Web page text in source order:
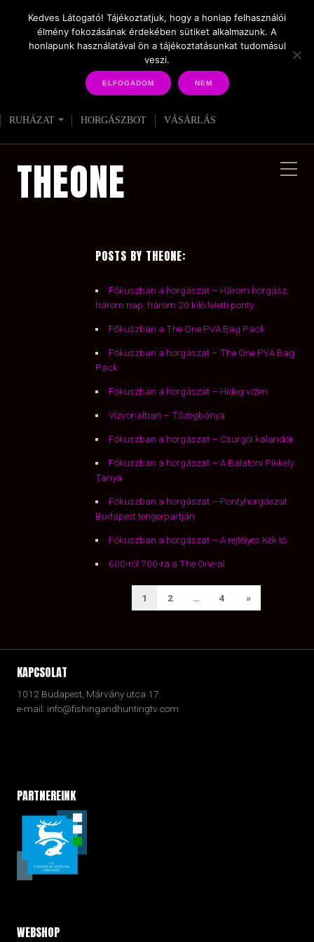
THE ONE SZÉRIA CSALIK
RUHÁZAT HORGÁSZBOT VÁSÁRLÁS
THEONE
POSTS BY THEONE:
Fókuszban a horgászat – Három horgász,
három nap, három 20 kiló feletti ponty
Fókuszban a The One PVA Bag Pack
Fókuszban a horgászat – The One PVA Bag
Pack
Fókuszban a horgászat – Hideg vízen
Vízvonalban – Tőzegbánya
Fókuszban a horgászat – Csurgói kalandok
Fókuszban a horgászat – A Balatoni Pikkely
Tanya
Fókuszban a horgászat – Pontyhorgászat
Budapest tengerpartján
Fókuszban a horgászat – A rejtélyes Kék tó
600-ról 700-ra a The One-al
BEJEGYZÉSEK
LAPOZÁSA
1 2 … 4 Next
»
KAPCSOLAT
1012 Budapest, Márvány utca 17.
e-mail: info@fishingandhuntingtv.com
PARTNEREINK
WEBSHOP
Kedves Látogató! Tájékoztatjuk, hogy a honlap felhasználói
élmény fokozásának érdekében sütiket alkalmazunk. A
honlapunk használatával ön a tájékoztatásunkat tudomásul
veszi.
ELFOGADOM NEM